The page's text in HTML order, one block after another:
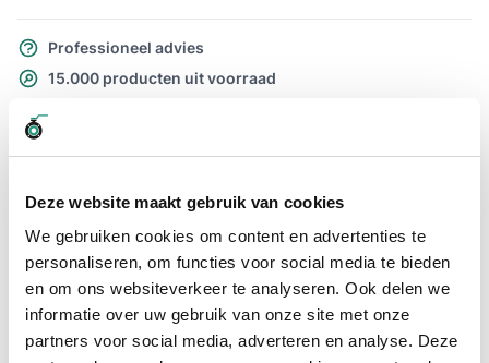
Deze website maakt gebruik van cookies
We gebruiken cookies om content en advertenties te
personaliseren, om functies voor social media te bieden
en om ons websiteverkeer te analyseren. Ook delen we
informatie over uw gebruik van onze site met onze
partners voor social media, adverteren en analyse. Deze
Professioneel advies
15.000 producten uit voorraad
Snel naar
Meer informatie
Meer informatie
Maatvoering koppeling 1/2" x 16mm